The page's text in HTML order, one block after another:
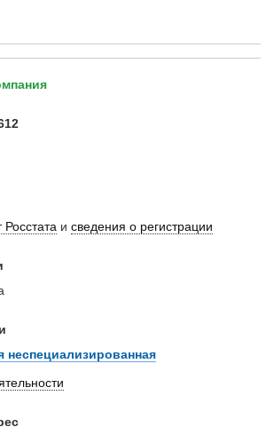
Росстата и сведения о регистрации
неспециализированная